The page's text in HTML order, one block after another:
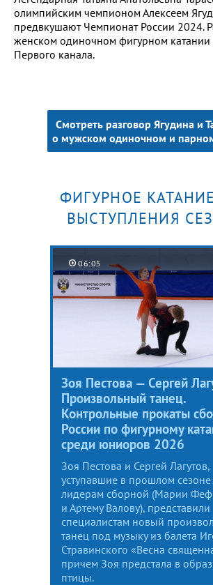
олимпийским чемпионом Алексеем
предвкушают Чемпионат России 2024.
женском одиночном фигурном катании
Первого канала.
Смотреть разговор Ягудина и
о мужском одиночном и
ФИГУРНОЕ
ВЫСТУПЛЕНИЯ
06:05
Зоя Пестова — Сергей
Произвольный танец.
Контрольные прокаты
России по фигурному
среди юниоров 2026
Зоя Пестова и Сергей Лагутов,
уступавшие в прошлом сезоне
лидерам сборной (Марии
и Артему Валову), представили
специалистам новый
танец под музыку из балета
Стравинского «Весна
причем Зоя предстала в
птицы.